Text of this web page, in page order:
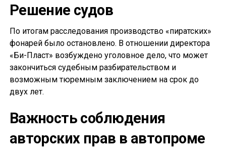
Решение судов
По итогам расследования производство «пиратских»
фонарей было остановлено. В отношении директора
«Би-Пласт» возбуждено уголовное дело, что может
закончиться судебным разбирательством и
возможным тюремным заключением на срок до
двух лет.
Важность соблюдения
авторских прав в автопроме